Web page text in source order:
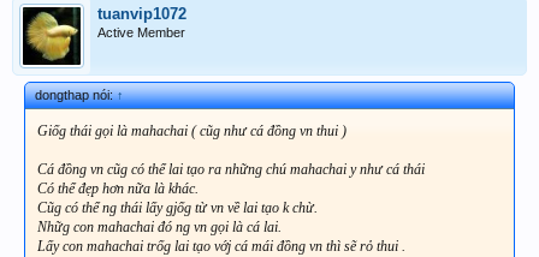
tuanvip1072
Active Member
dongthap nói:↑
Giốg thái gọi là mahachai ( cũg như cá đồng vn thui )
Cá đồng vn cũg có thể lai tạo ra những chú mahachai y như cá thái
Có thể đẹp hơn nữa là khác.
Cũg có thể ng thái lấy gjốg từ vn về lai tạo k chừ.
Nhữg con mahachai đó ng vn gọi là cá lai.
Lấy con mahachai trốg lai tạo vớj cá mái đồng vn thì sẽ rỏ thui .